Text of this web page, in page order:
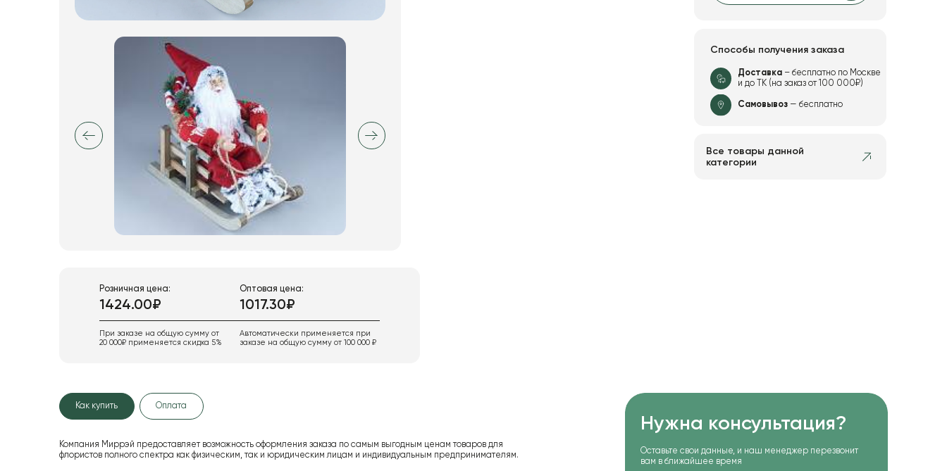
Декоративные вазы, кашпо
Розничная цена:
1424.00₽
При заказе на общую сумму от
20 000₽ применяется скидка 5%
Оптовая цена:
1017.30₽
Автоматически применяется при
заказе на общую сумму от 100 000 ₽
Способы получения заказа
Доставка– бесплатно по Москве
и до ТК (на заказ от 100 000₽)
Самовывоз— бесплатно
Все товары данной
категории
Как купить Оплата
Компания Миррэй предоставляет возможность оформления заказа по самым выгодным ценам товаров для
флористов полного спектра как физическим, так и юридическим лицам и индивидуальным предпринимателям.
Нужна консультация?
Оставьте свои данные, и наш менеджер перезвонит
вам в ближайшее время